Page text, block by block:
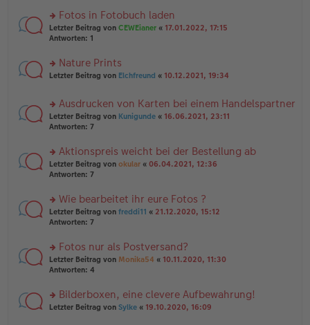
tr
a
g
e
n
er
tr
a
n
g
el
e
n
ei
tr
a
rs
te
n
g
es
e
n
er
ei
tr
a
Fotos in Fotobuch laden
Letzter Beitrag von CEWEianer « 17.01.2022, 17:15
Antworten: 1
rs
u
n
g
es
e
n
er
ei
tr
a
Nature Prints
Letzter Beitrag von Elchfreund « 10.12.2021, 19:34
rs
te
n
g
el
e
n
er
tr
a
g
Ausdrucken von Karten bei einem Handelspartner
Letzter Beitrag von Kunigunde « 16.06.2021, 23:11
Antworten: 7
rs
te
n
g
el
e
n
er
tr
a
Aktionspreis weicht bei der Bestellung ab
Letzter Beitrag von okular « 06.04.2021, 12:36
Antworten: 7
rs
te
n
g
el
e
n
Wie bearbeitet ihr eure Fotos ?
Letzter Beitrag von freddi11 « 21.12.2020, 15:12
Antworten: 7
rs
te
n
g
Fotos nur als Postversand?
Letzter Beitrag von Monika54 « 10.11.2020, 11:30
Antworten: 4
rs
Bilderboxen, eine clevere Aufbewahrung!
Letzter Beitrag von Sylke « 19.10.2020, 16:09